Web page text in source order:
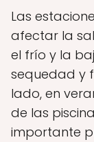
Las
afectar la
el frío y la
sequedad y
lado, en
de las
importante